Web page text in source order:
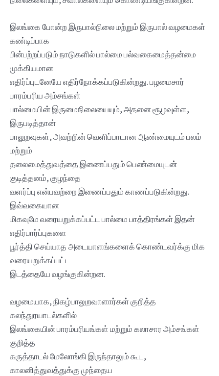
இலங்கை போன்ற இருபால்நிலை மற்றும் இருபால் வழமைகள்
கண்டிப்பாக
பின்பற்றப்படும் நாடுகளில் பால்மை பல்வகைமைத்தன்மை
முக்கியமான
எதிர்ப்புடனேயே எதிர்நோக்கப்படுகின்றது. பழமைசார்
பாரம்பரிய அம்சங்கள்
பால்மையின் இருமைநிலையையும், அதனை சூழவுள்ள,
இருபடித்தான்
பாலுறவுகள், அவற்றின் வெளிப்பாடான ஆண்மையுடம் பலம்
மற்றும்
தலைமைத்துவத்தை இணைப்பதும் பெண்மையுடன்
குடித்தனம், குழந்தை
வளர்ப்பு என்பவற்றை இணைப்பதும் காணப்படுகின்றது.
இவ்வகையான
மிகவுமே வரையறுக்கப்பட்ட பால்மை பாத்திரங்கள் இதன்
எதிர்பார்ப்புகளை
பூர்த்தி செய்யாத அடையாளங்களைக் கொண்டவர்க்கு மிக
வரையறுக்கப்பட்ட
இடத்தையே வழங்குகின்றன.
வழமையாக, நிகழ்பாலுறவாளார்கள் குறித்த
கலந்துரயாடல்களில்
இலங்கையின் பாரம்பரியங்கள் மற்றும் கலாசார அம்சங்கள்
குறித்த
கருத்தாடல் மேலோங்கி இருந்தாலும் கூட,
காலனித்துவத்துக்கு முந்தைய